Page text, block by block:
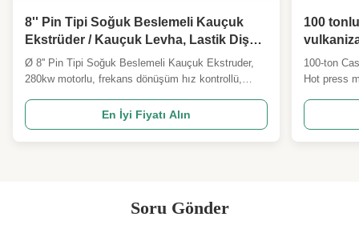
8'' Pin Tipi Soğuk Beslemeli Kauçuk
Ekstrüder / Kauçuk Levha, Lastik Diş
Açma Ekstrüderi
Ø 8'' Pin Tipi Soğuk Beslemeli Kauçuk Ekstruder,
280kw motorlu, frekans dönüşüm hız kontrollü,
kıyasla %50 daha yüksek çıktı ve %35 daha düşük
enerji tüketimi için pin tipi soğuk besleme
teknolojisine sahiptir. ISO9001 ve CE sertifikalı,
En İyi Fiyatı Alın
100
100-ton
Hot press
press is
molding of
Soru Gönder